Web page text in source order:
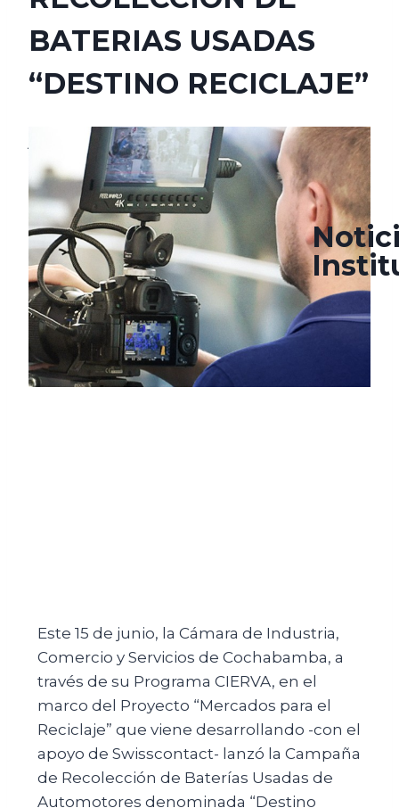
BATERIAS USADAS
“DESTINO RECICLAJE”
junio 15, 2022agosto 22, 2022
Este 15 de junio, la Cámara de Industria,
Comercio y Servicios de Cochabamba, a
través de su Programa CIERVA, en el
marco del Proyecto “Mercados para el
Reciclaje” que viene desarrollando -con el
apoyo de Swisscontact- lanzó la Campaña
de Recolección de Baterías Usadas de
Automotores denominada “Destino